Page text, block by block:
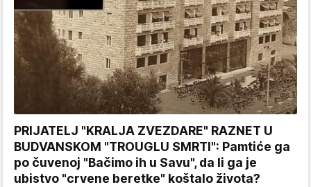
PRIJATELJ "KRALJA ZVEZDARE" RAZNET U
BUDVANSKOM "TROUGLU SMRTI": Pamtiće ga
po čuvenoj "Bačimo ih u Savu", da li ga je
ubistvo "crvene beretke" koštalo života?